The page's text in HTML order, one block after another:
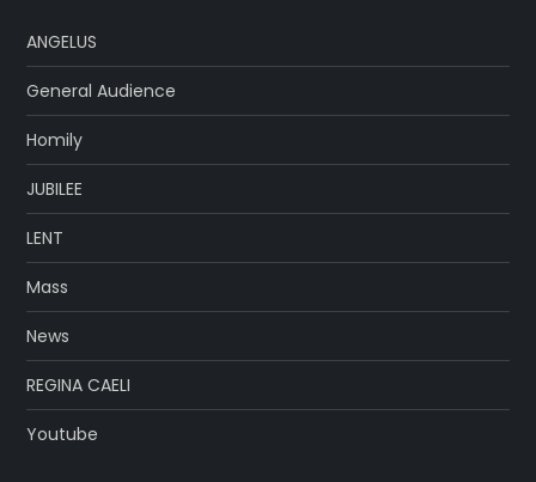
ANGELUS
General Audience
Homily
JUBILEE
LENT
Mass
News
REGINA CAELI
Youtube